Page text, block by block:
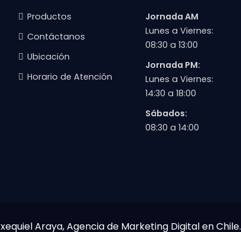
Productos
Contáctanos
Ubicación
Horario de Atención
Jornada AM
Lunes a Viernes:
08:30 a 13:00
Jornada PM:
Lunes a Viernes:
14:30 a 18:00
Sábados:
08:30 a 14:00
Araya, Agencia de Marketing Digital en Chile.